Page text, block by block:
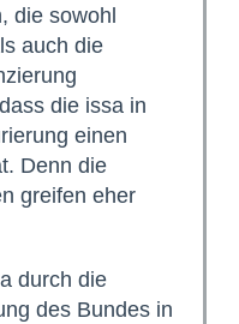
die sowohl
auch die
die issa in
einen
Denn die
greifen eher
durch die
des Bundes in